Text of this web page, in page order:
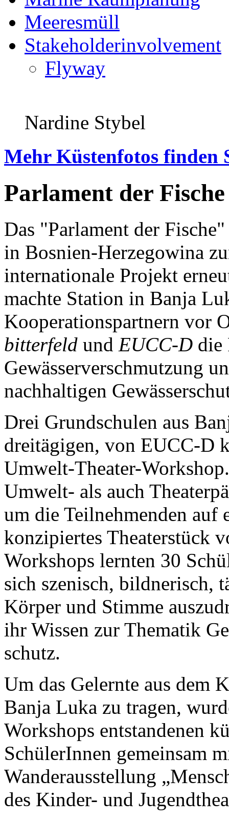
Meeresmüll
Stakeholderinvolvement
Flyway
Nardine Stybel
Mehr Küstenfotos finden
Parlament der
Das "Parlament der
in Bosnien-Herzegowina
internationale Projekt
machte Station in Banja
Kooperationspartnern vor
bitterfeld und EUCC-D die
Gewässerverschmutzung
nachhaltigen
Drei Grundschulen aus
dreitägigen, von EUCC-D
Umwelt-Theater-
Umwelt- als auch
um die Teilnehmenden auf
konzipiertes Theaterstück
Workshops lernten 30
sich szenisch, bildnerisch,
Körper und Stimme
ihr Wissen zur Thematik
schutz.
Um das Gelernte aus dem
Banja Luka zu tragen,
Workshops entstandenen
SchülerInnen gemeinsam
Wanderausstellung
des Kinder- und